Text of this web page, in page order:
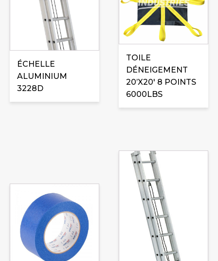
ÉCHELLE
ALUMINIUM
3228D
TOILE
DÉNEIGEMENT
20’X20′ 8 POINTS
6000LBS
produit
plusieurs
variations.